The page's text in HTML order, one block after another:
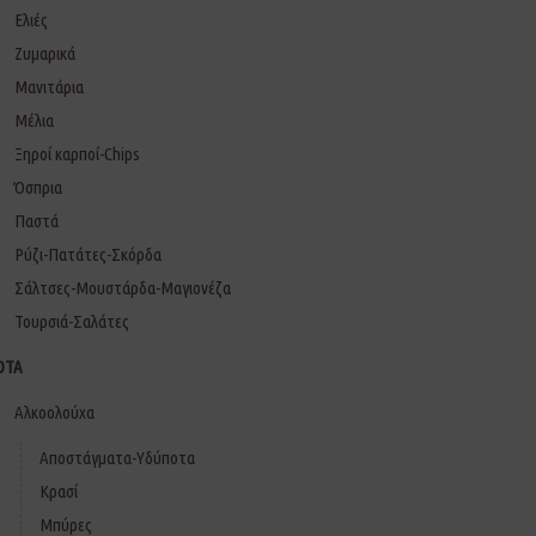
Ελιές
Ζυμαρικά
Μανιτάρια
Μέλια
Ξηροί καρποί-Chips
Όσπρια
Παστά
Ρύζι-Πατάτες-Σκόρδα
Σάλτσες-Μουστάρδα-Μαγιονέζα
Τουρσιά-Σαλάτες
Αλκοολούχα
Αποστάγματα-Υδύποτα
Κρασί
Μπύρες